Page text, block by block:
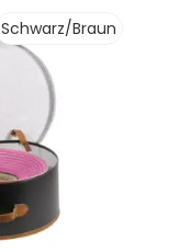
Schwarz/Braun